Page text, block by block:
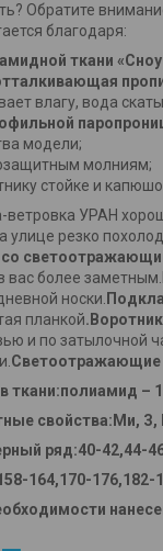
Обратите
благодаря:
ткани
влагу, вода
модели;
молниям;
стойке и
ветровка УРАН
улице резко
со
вас более
носки.
планкой.Воротник
и по затылочной
Светоотражающие
ткани:полиамид –
свойства:Ми, З,
ряд:40-42,44-
164,170-176,182-